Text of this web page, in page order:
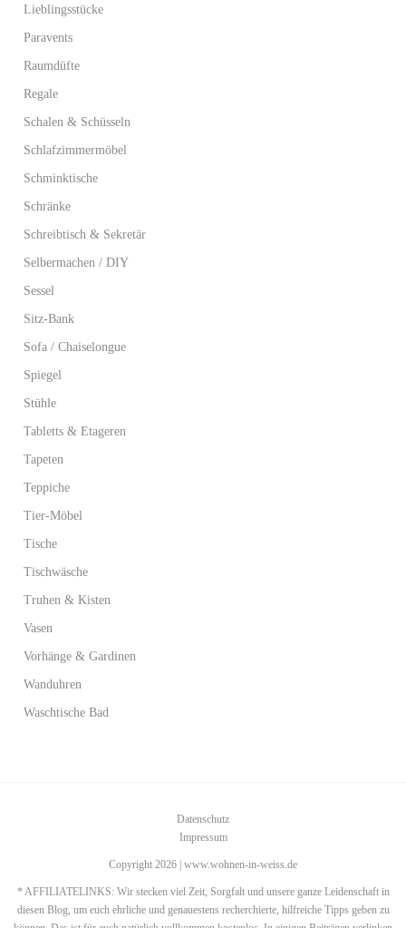
Lieblingsstücke
Paravents
Raumdüfte
Regale
Schalen & Schüsseln
Schlafzimmermöbel
Schminktische
Schränke
Schreibtisch & Sekretär
Selbermachen / DIY
Sessel
Sitz-Bank
Sofa / Chaiselongue
Spiegel
Stühle
Tabletts & Etageren
Tapeten
Teppiche
Tier-Möbel
Tische
Tischwäsche
Truhen & Kisten
Vasen
Vorhänge & Gardinen
Wanduhren
Waschtische Bad
Datenschutz
Impressum
Copyright 2026 | www.wohnen-in-weiss.de
* AFFILIATELINKS: Wir stecken viel Zeit, Sorgfalt und unsere ganze Leidenschaft in
diesen Blog, um euch ehrliche und genauestens recherchierte, hilfreiche Tipps geben zu